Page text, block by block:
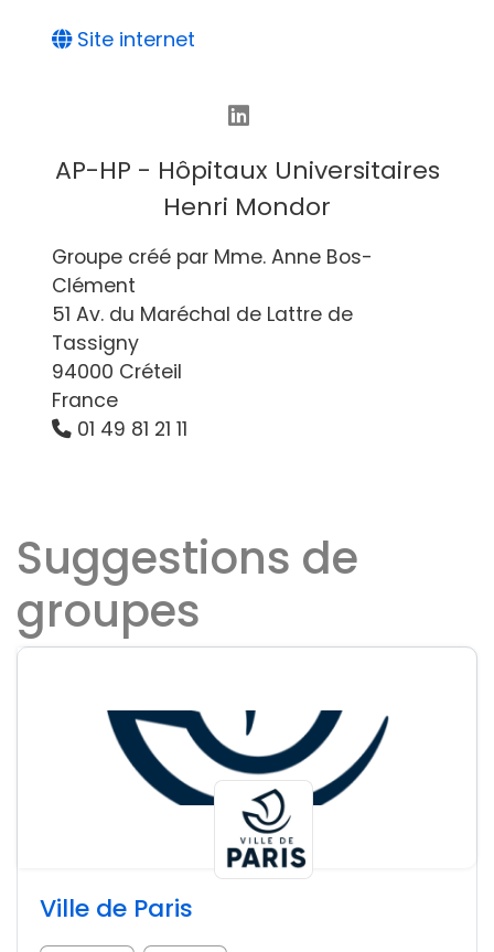
Site internet
AP-HP - Hôpitaux Universitaires
Henri Mondor
Groupe créé par Mme. Anne Bos-
Clément
51 Av. du Maréchal de Lattre de
Tassigny
94000 Créteil
France
01 49 81 21 11
Suggestions de
groupes
Ville de Paris